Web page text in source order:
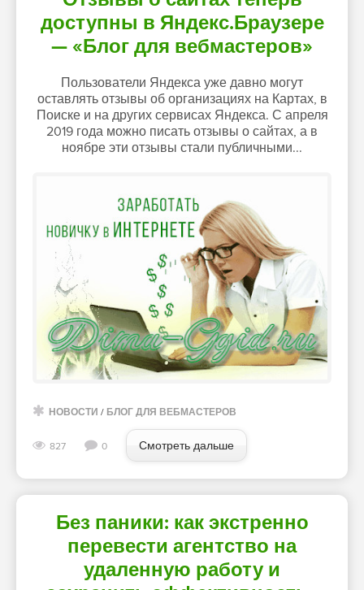
доступны в Яндекс.Браузере
— «Блог для вебмастеров»
Пользователи Яндекса уже давно могут
оставлять отзывы об организациях на Картах, в
Поиске и на других сервисах Яндекса. С апреля
2019 года можно писать отзывы о сайтах, а в
ноябре эти отзывы стали публичными...
НОВОСТИ / БЛОГ ДЛЯ ВЕБМАСТЕРОВ
827 0 Смотреть дальше
Без паники: как экстренно
перевести агентство на
удаленную работу и